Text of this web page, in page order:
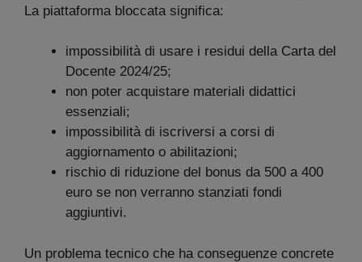
La piattaforma bloccata significa:
impossibilità di usare i residui della Carta del
Docente 2024/25;
non poter acquistare materiali didattici
essenziali;
impossibilità di iscriversi a corsi di
aggiornamento o abilitazioni;
rischio di riduzione del bonus da 500 a 400
euro se non verranno stanziati fondi
aggiuntivi.
Un problema tecnico che ha conseguenze concrete